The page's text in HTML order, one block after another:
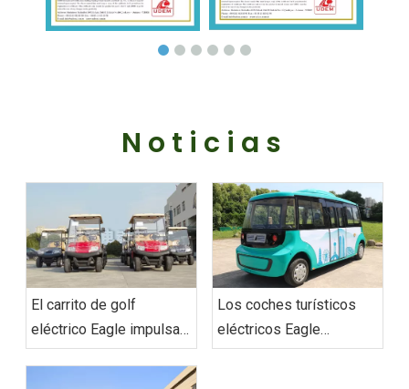
Noticias
El carrito de golf
eléctrico Eagle impulsa
la flota personalizada de
movilidad ecológica de
Los coches turísticos
eléctricos Eagle
redefinen la movilidad